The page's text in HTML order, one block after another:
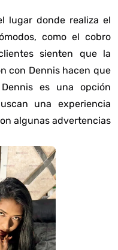
lugar donde realiza el
como el cobro
sienten que la
con Dennis hacen que
es una opción
una experiencia
algunas advertencias